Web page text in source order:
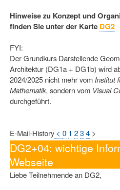
Hinweise zu Konzept und
finden Sie unter der Karte DG2
FYI:
Der Grundkurs Darstellende
Architektur (DG1a + DG1b) wird
2024/2025 nicht mehr vom Institut
Mathematik, sondern vom Visual
durchgeführt.
E-Mail-History < 0 1 234 >
DG2+04: wichtige
Webseite
Liebe Teilnehmende an DG2,